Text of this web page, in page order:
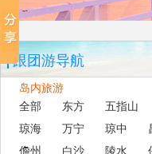
跟团游导航
岛内旅游
全部
东方
五指山
琼海
万宁 琼中
儋州
白沙 陵水